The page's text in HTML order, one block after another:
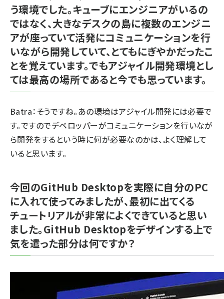
う環境でした。キューブにエンジニアがいるの
ではなく、大きなデスクの島に複数のエンジニ
アが座っていて活発にコミュニケーションを行
いながら開発していて、とてもにぎやかだったこ
とを覚えています。でもアジャイル開発環境とし
ては最高の場所であると今でも思っています。
Batra：そうですね。あの環境はアジャイル開発には必要で
す。ですのでデベロッパーがコミュニケーションを行いなが
ら開発をするという時に何が必要なのかは、よく理解して
いると思います。
今回のGitHub Desktopを実際に自分のPC
に入れて使ってみましたが、最初に出てくる
チュートリアルが非常によくできていると思い
ました。GitHub Desktopをデザインする上で
気を遣った部分は何ですか？